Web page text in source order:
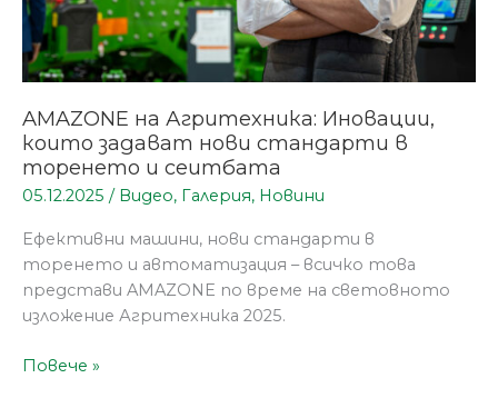
AMAZONE на Агритехника: Иновации,
които задават нови стандарти в
торенето и сеитбата
05.12.2025 / Видео, Галерия, Новини
Ефективни машини, нови стандарти в
торенето и автоматизация – всичко това
представи AMAZONE по време на световното
изложение Агритехника 2025.
сеитбата
Повече »